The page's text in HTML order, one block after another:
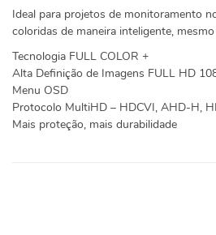
Ideal para projetos de monitoramento
coloridas de maneira inteligente,
Tecnologia FULL COLOR +
Alta Definição de Imagens FULL HD
Menu OSD
Protocolo MultiHD – HDCVI, AHD-H,
Mais proteção, mais durabilidade